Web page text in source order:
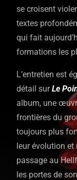
se croisent
textes
qui fait
formations les
L’entretien est
détail surLe
album, une
frontières du
toujours plus
leur évolution et
passage au
les portes de